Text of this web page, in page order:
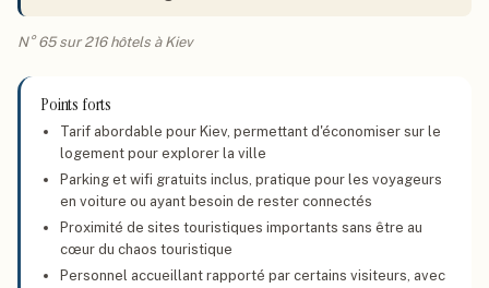
N° 65 sur 216 hôtels à Kiev
Points forts
Tarif abordable pour Kiev, permettant d'économiser sur le
logement pour explorer la ville
Parking et wifi gratuits inclus, pratique pour les voyageurs
en voiture ou ayant besoin de rester connectés
Proximité de sites touristiques importants sans être au
cœur du chaos touristique
Personnel accueillant rapporté par certains visiteurs, avec